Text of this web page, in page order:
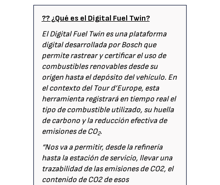
?? ¿Qué es el Digital Fuel Twin?
El Digital Fuel Twin es una plataforma
digital desarrollada por Bosch que
permite rastrear y certificar el uso de
combustibles renovables desde su
origen hasta el depósito del vehículo. En
el contexto del Tour d’Europe, esta
herramienta registrará en tiempo real el
tipo de combustible utilizado, su huella
de carbono y la reducción efectiva de
emisiones de CO2.
“Nos va a permitir, desde la refinería
hasta la estación de servicio, llevar una
trazabilidad de las emisiones de CO2, el
contenido de CO2 de esos